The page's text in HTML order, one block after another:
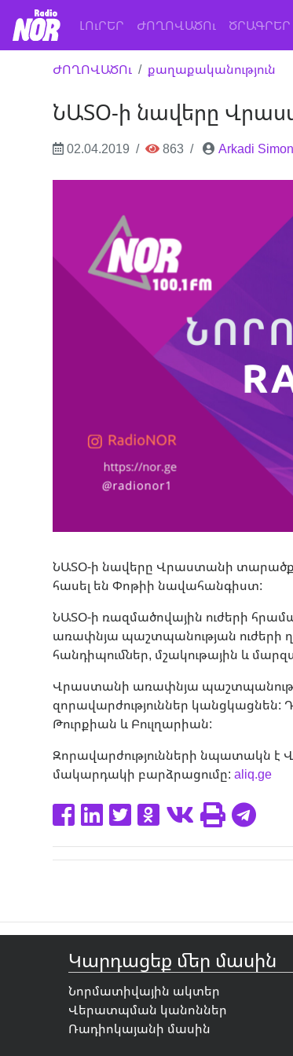
ԼՈւՐԵՐ (current)
ԺՈՂՈՎԱԾՈւ ԾՐԱԳՐԵՐ
ԺՈՂՈՎԱԾՈւ քաղաքականություն
ՆԱՏՕ-ի նավերը
02.04.2019 863 Arkadi
ՆԱՏՕ-ի նավերը Վրաստանի
հասել են Փոթիի նավահանգիստ:
ՆԱՏՕ-ի ռազմածովային ուժերի
առափնյա պաշտպանության ուժերի
հանդիպումներ, մշակութային և
Վրաստանի առափնյա
զորավարժություններ կանցկացնեն:
Թուրքիան և Բուլղարիան:
Զորավարժությունների նպատակն է
մակարդակի բարձրացումը: aliq.ge
Կարդացեք մեր մասին
Նորմատիվային ակտեր
Վերատպման կանոններ
Ռադիոկայանի մասին